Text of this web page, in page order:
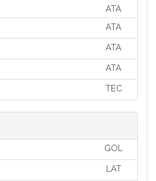
ATA
ATA
ATA
ATA
TEC
GOL
LAT